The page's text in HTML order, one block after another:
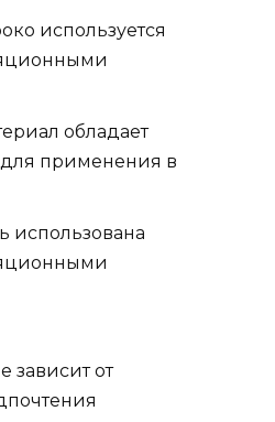
используется
обладает
для применения в
использована
зависит от